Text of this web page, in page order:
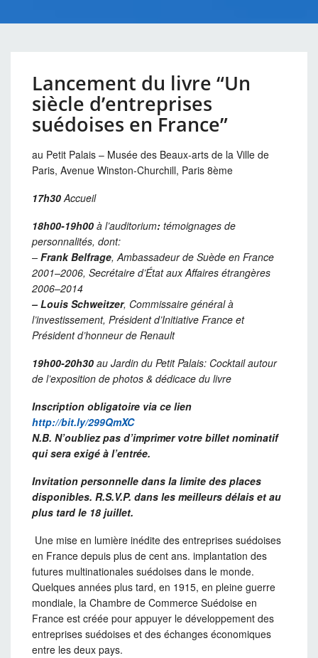
Lancement du livre “Un
siècle d’entreprises
suédoises en France”
au Petit Palais – Musée des Beaux-arts de la Ville de
Paris, Avenue Winston-Churchill, Paris 8ème
17h30Accueil
18h00-19h00 à l’auditorium: témoignages de
personnalités, dont:
– FrankBelfrage, Ambassadeur de Suède en France
2001–2006, Secrétaire d’État aux Affaires étrangères
2006–2014
– Louis Schweitzer, Commissaire général à
l’investissement, Présidentd’Initiative France et
Président d’honneur de Renault
19h00-20h30 au Jardin du Petit Palais: Cocktail autour
de l’exposition de photos & dédicace du livre
Inscription obligatoire via ce lien
http://bit.ly/299QmXC
N.B. N’oubliez pas d’imprimer votre billet nominatif
qui sera exigé à l’entrée.
Invitation personnelle dans la limite des places
disponibles. R.S.V.P. dans les meilleurs délais et au
plus tard le 18 juillet.
Une mise en lumière inédite des entreprises suédoises
en France depuis plus de cent ans. implantation des
futures multinationales suédoises dans le monde.
Quelques années plus tard, en 1915, en pleine guerre
mondiale, la Chambre de Commerce Suédoise en
France est créée pour appuyer le développement des
entreprises suédoises et des échanges économiques
entre les deux pays.